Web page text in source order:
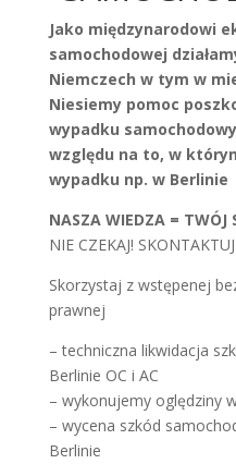
Jako międzynarodowi
samochodowej
Niemczech w tym w
Niesiemy pomoc
wypadku
względu na to, w
wypadku np. w Berlinie
NASZA WIEDZA = TWÓJ
NIE CZEKAJ!
Skorzystaj z wstępenej
prawnej
– techniczna likwidacja
Berlinie OC i AC
– wykonujemy oględziny
– wycena szkód
Berlinie